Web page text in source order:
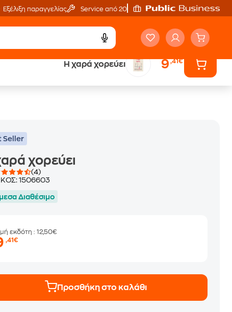
Εξέλιξη παραγγελίας Service από 20'
Η χαρά χορεύει 9,41€
Έλα στον κόσμο
Seller
χορεύει
(4)
1506603
Διαθέσιμο
εκδότη: 12,50€
,41€
Προσθήκη στο καλάθι